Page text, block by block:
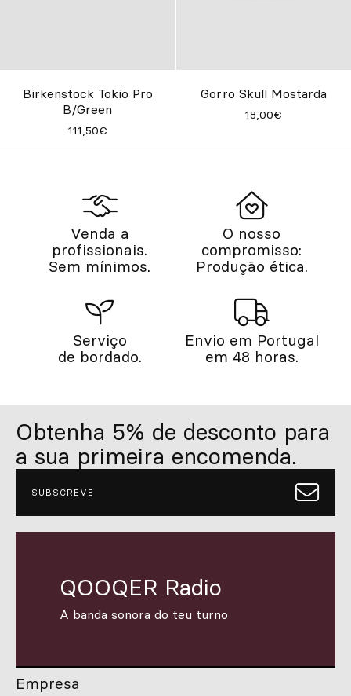
Birkenstock Tokio Pro
B/Green
111,50€
Gorro Skull Mostarda
18,00€
Venda a
profissionais.
Sem mínimos.
O nosso
compromisso:
Produção ética.
Serviço
de bordado.
Envio em Portugal
em 48 horas.
Obtenha 5% de desconto para
a sua primeira encomenda.
SUBSCREVE
QOOQER Radio
A banda sonora do teu turno
Empresa